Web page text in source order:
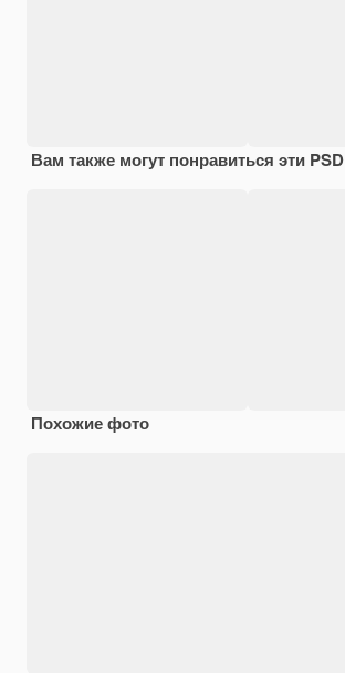
Вам также могут понравиться эти PSD
Похожие фото